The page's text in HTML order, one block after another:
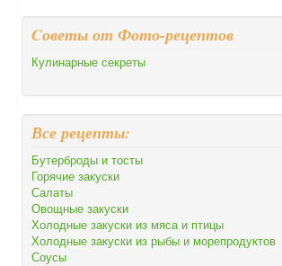
Cоветы от Фото-рецептов
Кулинарные секреты
Все рецепты:
Бутерброды и тосты
Горячие закуски
Салаты
Овощные закуски
Холодные закуски из мяса и птицы
Холодные закуски из рыбы и морепродуктов
Соусы